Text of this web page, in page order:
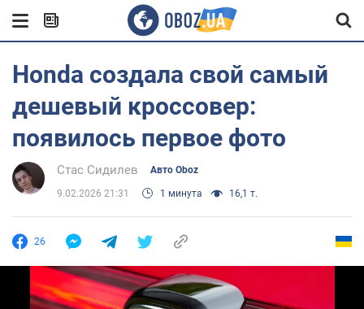
Honda создала свой самый
дешевый кроссовер:
появилось первое фото
Стас Сидилев Авто Oboz
9.02.2026 21:31 1 минута 16,1 т.
26